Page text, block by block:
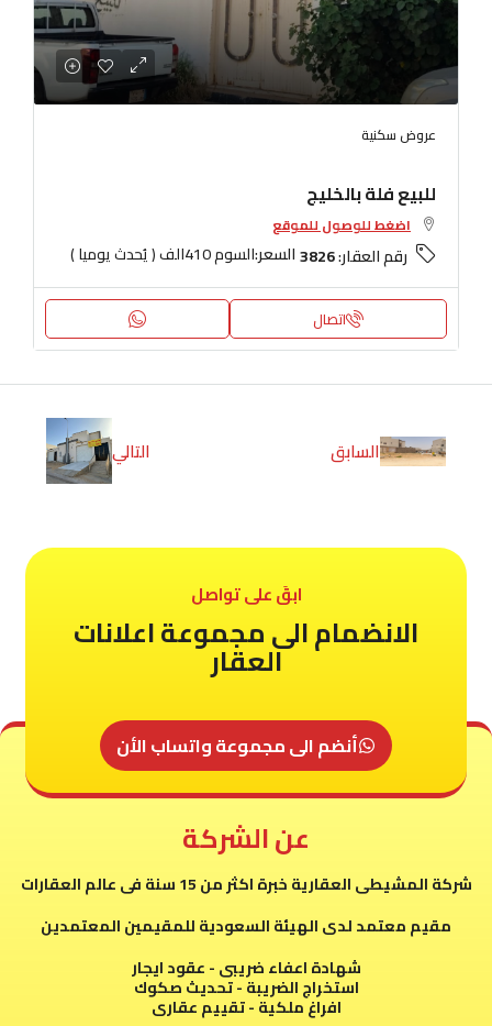
عروض سكنية
للبيع فلة بالخليج
اضغط للوصول للموقع
رقم العقار:3826السعر:السوم 410الف ( يُحدث يوميا )
اتصال
السابق التالي
ابقَ على تواصل
الانضمام الى مجموعة اعلانات
العقار
أنضم الى مجموعة واتساب الأن
عن الشركة
شركة المشيطى العقارية خبرة اكثر من 15 سنة فى عالم العقارات
مقيم معتمد لدى الهيئة السعودية للمقيمين المعتمدين
شهادة اعفاء ضريبى - عقود ايجار
استخراج الضريبة - تحديث صكوك
افراغ ملكية - تقييم عقارى